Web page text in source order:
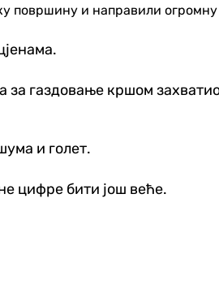
површину и направили огромну
газдовање кршом
и голет.
цифре бити још веће.